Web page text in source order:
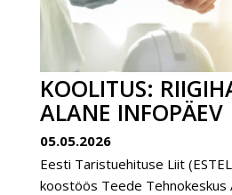
KOOLITUS:
ALANE INFOPÄEV
05.05.2026
Eesti Taristuehituse Liit
koostöös Teede Tehnokeskus